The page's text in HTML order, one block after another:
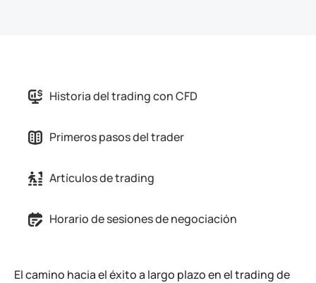
Historia del trading con CFD
Primeros pasos del trader
Artículos de trading
Horario de sesiones de negociación
El camino hacia el éxito a largo plazo en el trading de